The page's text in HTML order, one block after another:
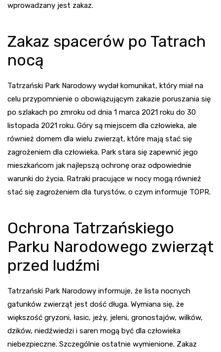
wprowadzany jest zakaz.
Zakaz spacerów po Tatrach
nocą
Tatrzański Park Narodowy wydał komunikat, który miał na
celu przypomnienie o obowiązującym zakazie poruszania się
po szlakach po zmroku od dnia 1 marca 2021 roku do 30
listopada 2021 roku. Góry są miejscem dla człowieka, ale
również domem dla wielu zwierząt, które mają stać się
zagrożeniem dla człowieka. Park stara się zapewnić jego
mieszkańcom jak najlepszą ochronę oraz odpowiednie
warunki do życia. Ratraki pracujące w nocy mogą również
stać się zagrożeniem dla turystów, o czym informuje TOPR.
Ochrona Tatrzańskiego
Parku Narodowego zwierząt
przed ludźmi
Tatrzański Park Narodowy informuje, że lista nocnych
gatunków zwierząt jest dość długa. Wymiana się, że
większość gryzoni, łasic, jeży, jeleni, gronostajów, wilków,
dzików, niedźwiedzi i saren mogą być dla człowieka
niebezpieczne. Szczególnie ostatnie wymienione. Zakaz